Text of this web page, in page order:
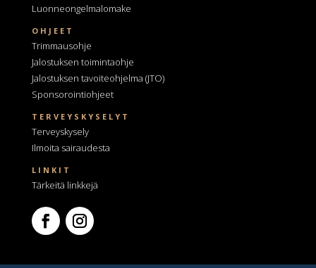
Luonneongelmalomake
OHJEET
Trimmausohje
Jalostuksen toimintaohje
Jalostuksen tavoiteohjelma (JTO)
Sponsorointiohjeet
TERVEYSKYSELYT
Terveyskysely
Ilmoita sairaudesta
LINKIT
Tärkeitä linkkejä